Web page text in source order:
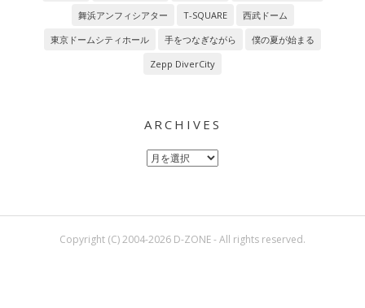
舞浜アンフィシアター
T-SQUARE
西武ドーム
東京ドームシティホール
手をつなぎながら
僕の夏が始まる
Zepp DiverCity
ARCHIVES
Archives
Copyright (C) 2004-2026 D-ZONE - All rights reserved.